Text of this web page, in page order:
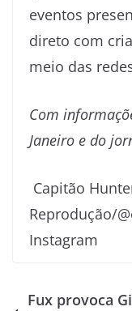
eventos
direto com
meio das
Com
Janeiro e do
Capitão
Reprodução/
Instagram
Fux provoca